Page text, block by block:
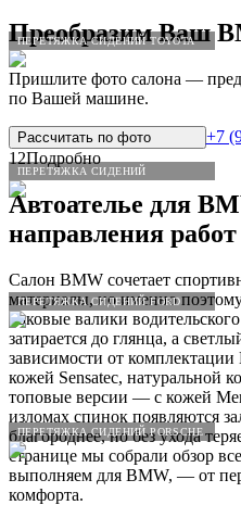
ПЕРЕТЯЖКА СИДЕНИЙ TOYOTA
ПЕРЕТЯЖКА СИДЕНИЙ
ПЕРЕТЯЖКА СИДЕНИЙ FORD
ПЕРЕТЯЖКА СИДЕНИЙ PORSCHE
Преобразим Ваш
Пришлите фото салона —
по Вашей машине.
Рассчитать по фото
+7
12Подробно
Автоателье для
направления работ
Салон BMW сочетает
материалы, но именно
боковые валики
затирается до глянца, а
зависимости от
кожей Sensatec, натуральной
топовые версии — с кожей
изломах спинок появляются
благороднее, но без ухода
странице мы собрали обзор
выполняем для BMW, — от
комфорта.